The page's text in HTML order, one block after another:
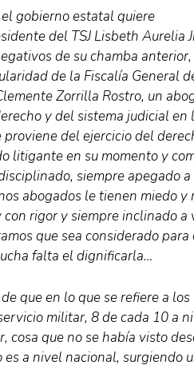
gobierno estatal quiere
del TSJ Lisbeth Aurelia
de su chamba
de la Fiscalía General
Zorrilla Rostro, un
y del sistema judicial
del ejercicio del
litigante en su momento y
siempre apegado
abogados le tienen miedo y
rigor y siempre inclinado a
que sea considerado para
falta el dignificarla…
que en lo que se refiere a los
militar, 8 de cada 10 a
que no se había visto
a nivel nacional, surgiendo